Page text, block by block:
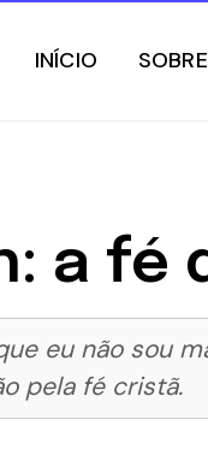
INÍCIO
a fé
eu não sou
pela fé cristã.